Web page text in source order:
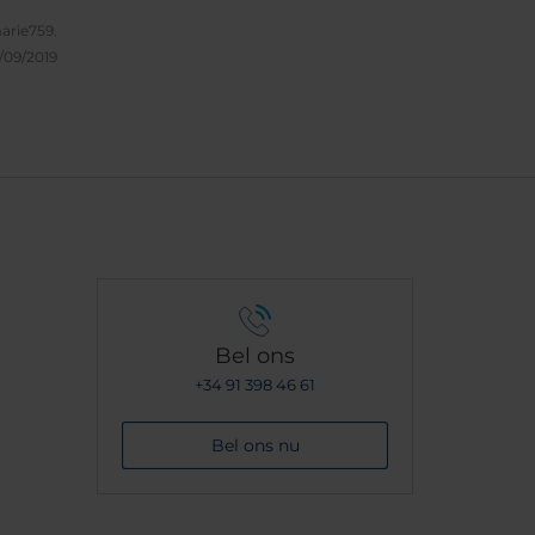
wil.
09/2019
Bel ons
+34 91 398 46 61
Bel ons nu